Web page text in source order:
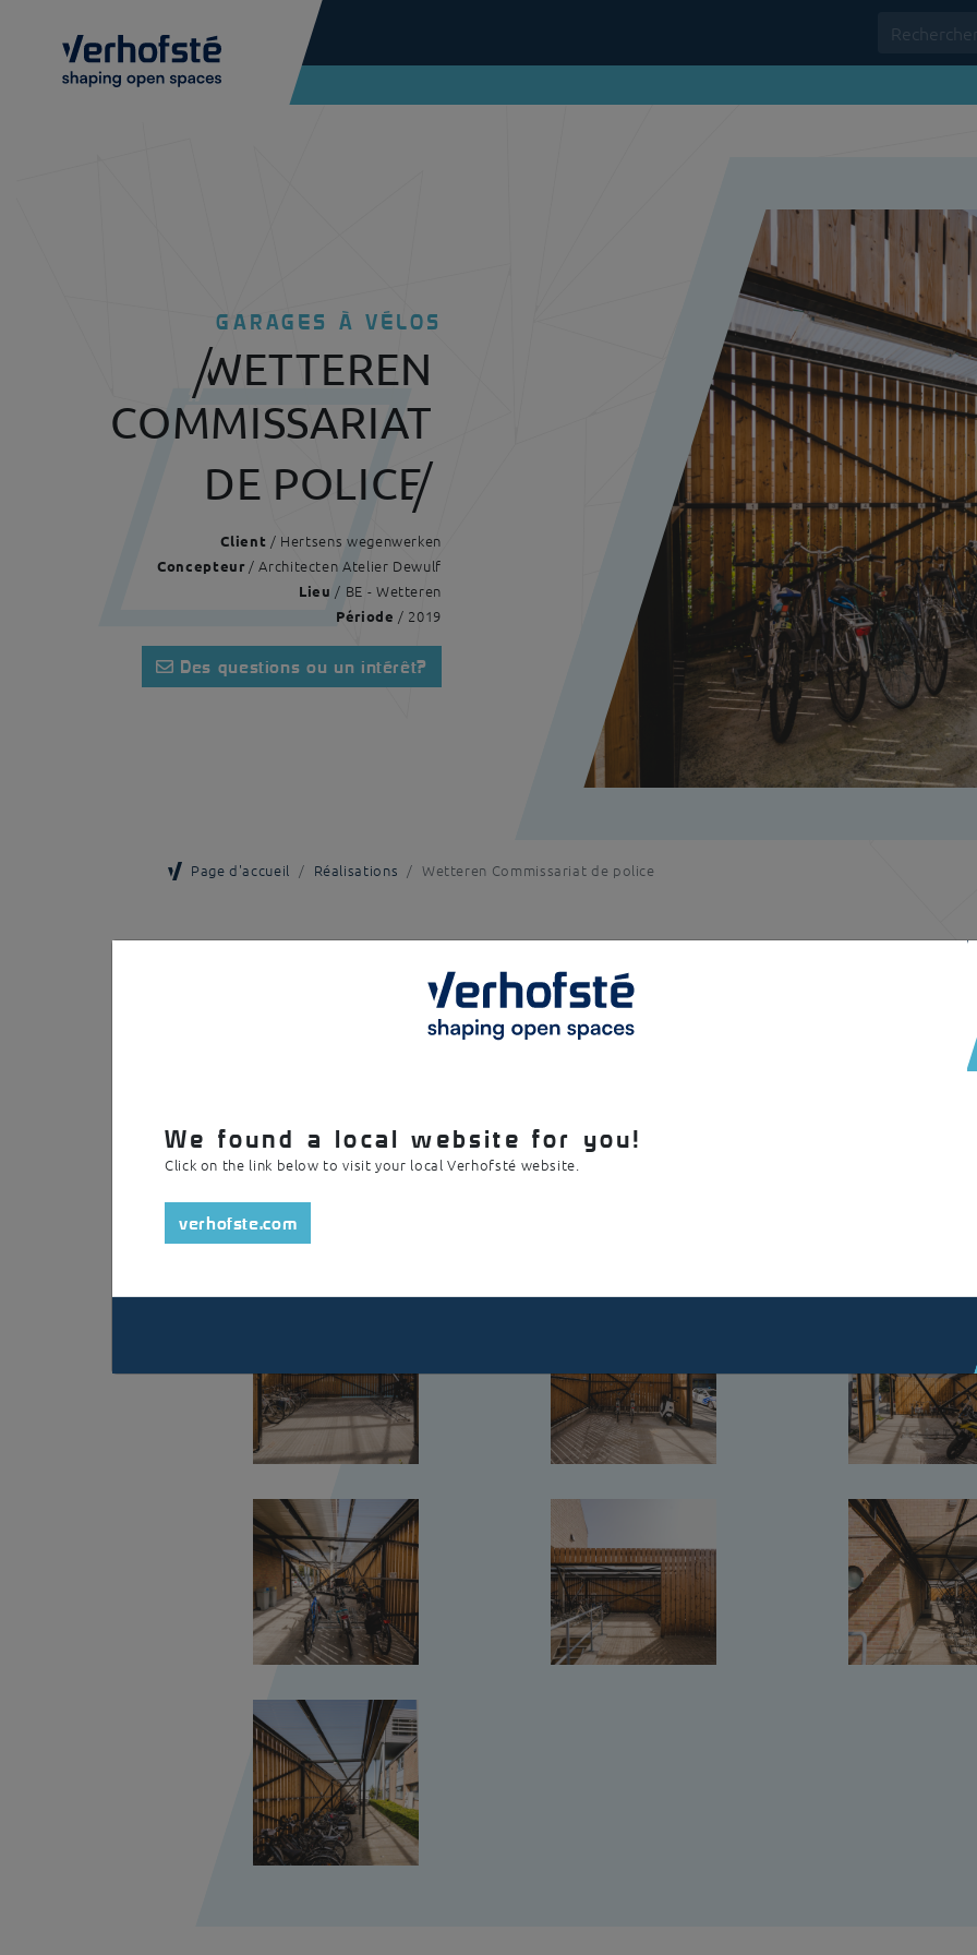
GARAGES À VÉLOS
WETTEREN
COMMISSARIAT
DE POLICE
Client / Hertsens wegenwerken
Concepteur/ Architecten Atelier Dewulf
Lieu / BE - Wetteren
Période / 2019
Des questions ou un intérêt?
Page d'accueil Réalisations Wetteren Commissariat de police
Ces deux auvents servent d'abris pour les vélos et sont fabriqués en acier galvanisé recouvert d'une peinture
toit en tôle ondulée de polycarbonate transparent. Les deux abris sont équipés d'une évacuation des eaux
We found a local website for you!
Click on the link below to visit your local Verhofsté website.
verhofste.com